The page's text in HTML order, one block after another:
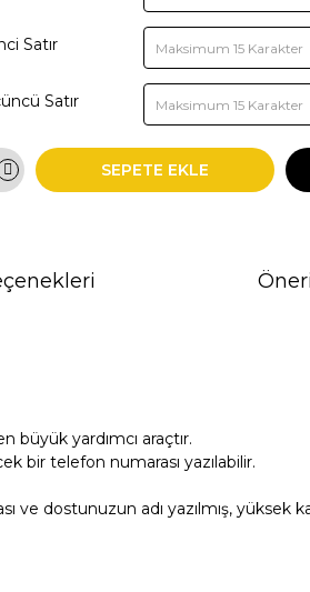
Satır
Satır
SEPETE EKLE
yardımcı araçtır.
bir telefon numarası yazılabilir.
ve dostunuzun adı yazılmış, yüksek